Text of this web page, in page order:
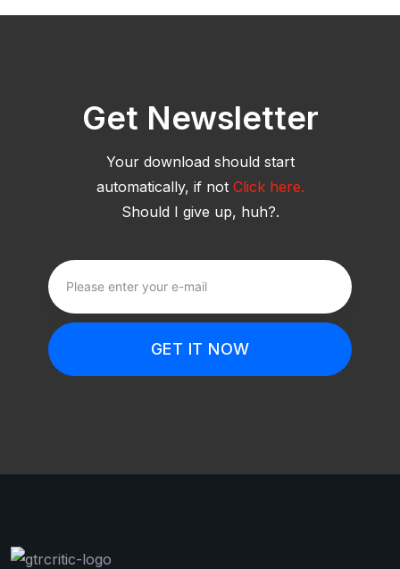
Get Newsletter
Your download should start
automatically, if not Click here.
Should I give up, huh?.
GET IT NOW